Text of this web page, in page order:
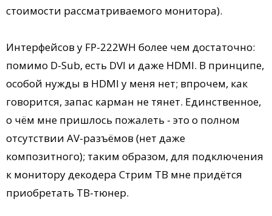
стоимости рассматриваемого монитора).
Интерфейсов у FP-222WH более чем достаточно:
помимо D-Sub, есть DVI и даже HDMI. В принципе,
особой нужды в HDMI у меня нет; впрочем, как
говорится, запас карман не тянет. Единственное,
о чём мне пришлось пожалеть - это о полном
отсутствии AV-разъёмов (нет даже
композитного); таким образом, для подключения
к монитору декодера Стрим ТВ мне придётся
приобретать ТВ-тюнер.